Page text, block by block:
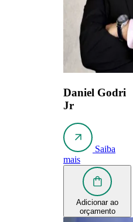
Daniel Godri
Jr
Saiba
mais
Adicionar ao
orçamento